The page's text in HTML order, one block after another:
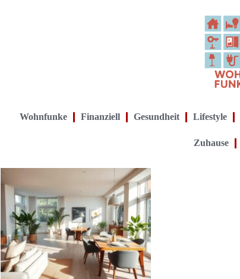
Wohnfunke Finanziell Gesundheit Lifestyle
Zuhause